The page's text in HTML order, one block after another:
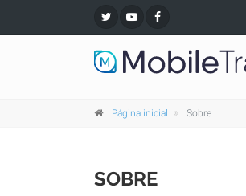
Página inicial Sobre
SOBRE